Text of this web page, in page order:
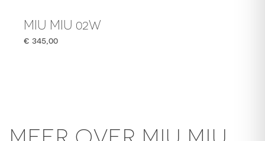
MIU MIU 02W
€ 345,00